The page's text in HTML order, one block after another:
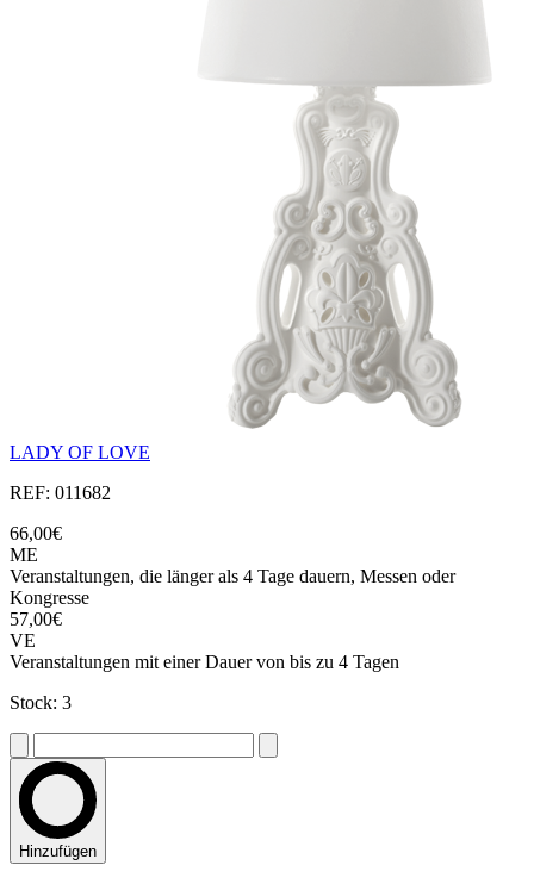
LADY OF LOVE
REF: 011682
66,00€
ME
Veranstaltungen, die länger als 4 Tage dauern, Messen oder
Kongresse
57,00€
VE
Veranstaltungen mit einer Dauer von bis zu 4 Tagen
Stock: 3
Hinzufügen